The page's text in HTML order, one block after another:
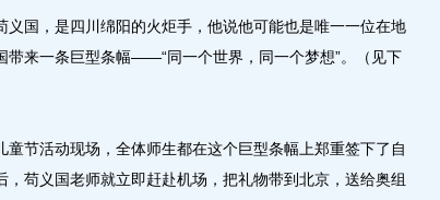
国，是四川绵阳的火炬手，他说他可能也是唯一一位在地
带来一条巨型条幅——“同一个世界，同一个梦想”。（见下
节活动现场，全体师生都在这个巨型条幅上郑重签下了自
，苟义国老师就立即赶赴机场，把礼物带到北京，送给奥组